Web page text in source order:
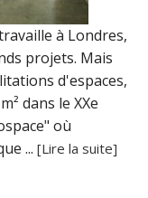
à Londres,
projets. Mais
d'espaces,
dans le XXe
où
...[Lire la suite]